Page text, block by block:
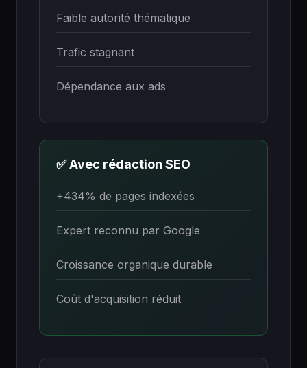
Faible autorité thématique
Trafic stagnant
Dépendance aux ads
✅ Avec rédaction SEO
+434% de pages indexées
Expert reconnu par Google
Croissance organique durable
Coût d'acquisition réduit